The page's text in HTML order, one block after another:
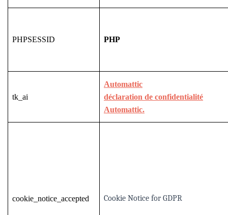
PHPSESSID PHP
tk_ai
Automattic
déclaration de confidentialité
Automattic.
cookie_notice_accepted Cookie Notice for GDPR